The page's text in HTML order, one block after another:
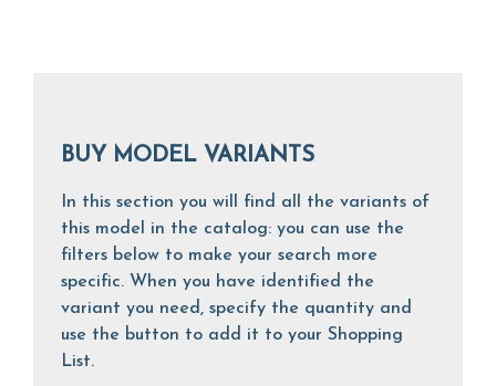
BUY MODEL VARIANTS
In this section you will find all the variants of
this model in the catalog: you can use the
filters below to make your search more
specific. When you have identified the
variant you need, specify the quantity and
use the button to add it to your Shopping
List.